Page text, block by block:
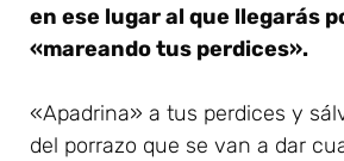
en ese lugar al que llegarás
«mareando tus perdices».
«Apadrina» a tus perdices y
del porrazo que se van a dar